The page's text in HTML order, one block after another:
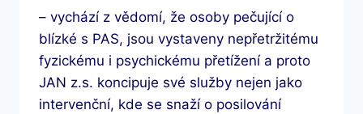
– vychází z vědomí, že osoby pečující o
blízké s PAS, jsou vystaveny nepřetržitému
fyzickému i psychickému přetížení a proto
JAN z.s. koncipuje své služby nejen jako
intervenční, kde se snaží o posilování